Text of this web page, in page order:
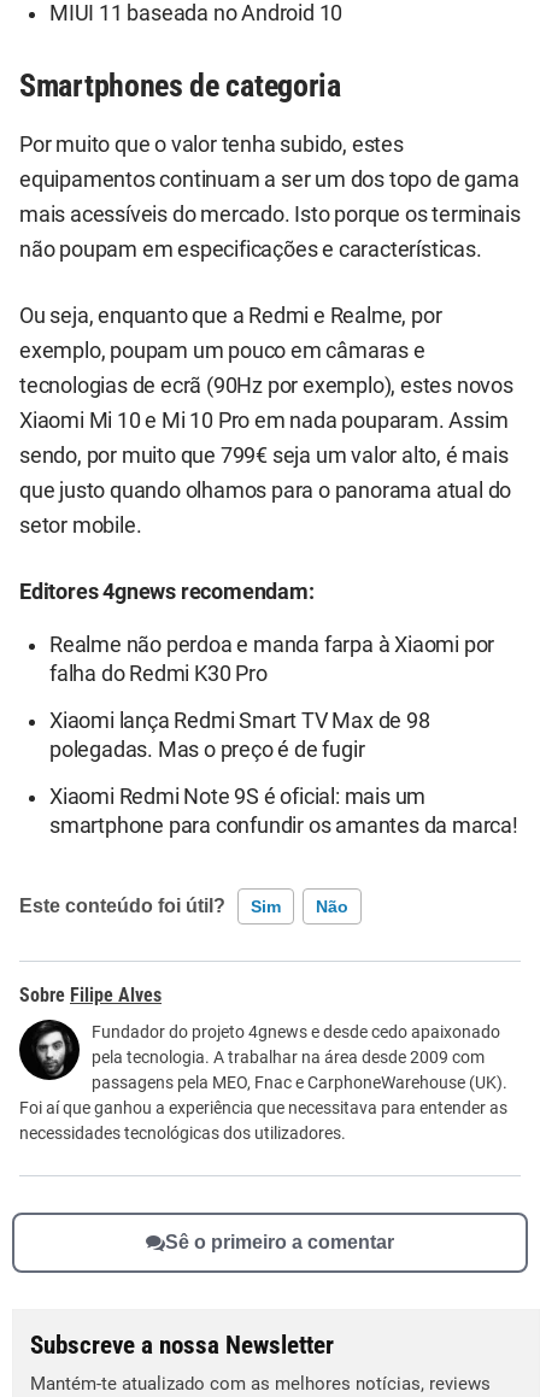
MIUI 11 baseada no Android 10
Smartphones de categoria
Por muito que o valor tenha subido, estes
equipamentos continuam a ser um dos topo de gama
mais acessíveis do mercado. Isto porque os terminais
não poupam em especificações e características.
Ou seja, enquanto que a Redmi e Realme, por
exemplo, poupam um pouco em câmaras e
tecnologias de ecrã (90Hz por exemplo), estes novos
Xiaomi Mi 10 e Mi 10 Pro em nada pouparam. Assim
sendo, por muito que 799€ seja um valor alto, é mais
que justo quando olhamos para o panorama atual do
setor mobile.
Editores 4gnews recomendam:
Realme não perdoa e manda farpa à Xiaomi por
falha do Redmi K30 Pro
Xiaomi lança Redmi Smart TV Max de 98
polegadas. Mas o preço é de fugir
Xiaomi Redmi Note 9S é oficial: mais um
smartphone para confundir os amantes da marca!
Este conteúdo foi útil? Sim Não
Este conteúdo contém informação incorreta
Este conteúdo não tem a informação que procuro
Outro
Filipe Alves
Fundador do projeto 4gnews e desde cedo apaixonado
pela tecnologia. A trabalhar na área desde 2009 com
passagens pela MEO, Fnac e CarphoneWarehouse (UK).
Foi aí que ganhou a experiência que necessitava para entender as
necessidades tecnológicas dos utilizadores.
Sê o primeiro a comentar
Subscreve a nossa Newsletter
Mantém-te atualizado com as melhores notícias, reviews